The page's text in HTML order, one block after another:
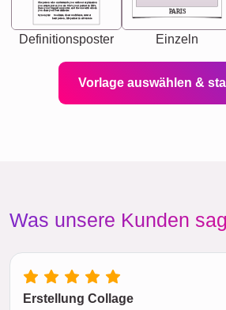
Synonyms: Soulmate, closet confidante, sister at
heart person, life partner in adventure.
The person who understands you without explanation
you accepts just as you are. She's your partner in life's,
chaos your biggest supporter, and the one with whom
you share your best memories.
Definitionsposter
PARIS
Einzeln
Vorlage auswählen &
Was unsere Kunden
Erstellung Collage